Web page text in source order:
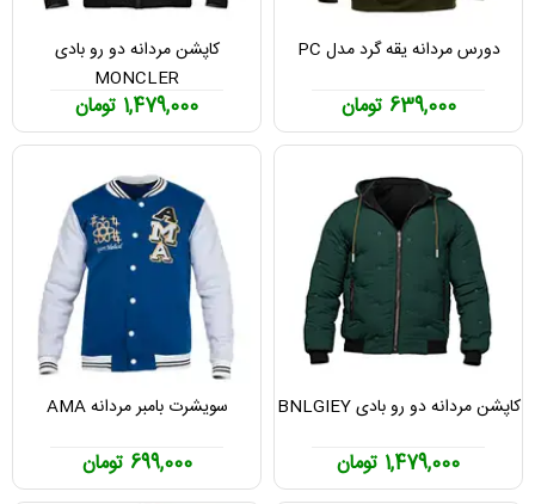
دورس مردانه یقه گرد مدل PC
639,000 تومان
کاپشن مردانه دو رو بادی
MONCLER
1,479,000 تومان
کاپشن مردانه دو رو بادی BNLGIEY
1,479,000 تومان
سویشرت بامبر مردانه AMA
699,000 تومان